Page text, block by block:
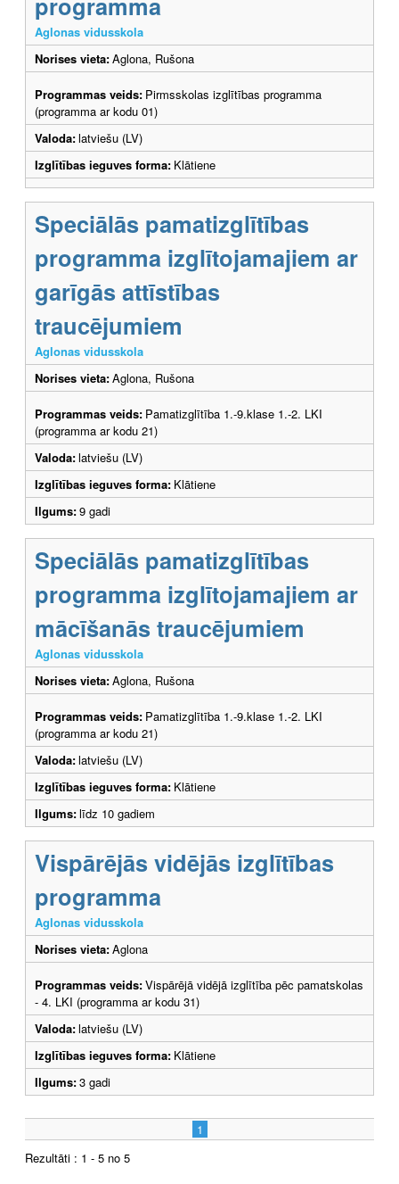
Aglonas vidusskola
Norises vieta:Aglona, Rušona
Programmas veids: Pirmsskolas izglītības programma
(programma ar kodu 01)
Valoda:latviešu (LV)
Izglītības ieguves forma: Klātiene
Speciālās pamatizglītības
programma izglītojamajiem ar
garīgās attīstības
traucējumiem
Aglonas vidusskola
Norises vieta:Aglona, Rušona
Programmas veids: Pamatizglītība 1.-9.klase 1.-2. LKI
(programma ar kodu 21)
Valoda:latviešu (LV)
Izglītības ieguves forma: Klātiene
Ilgums:9 gadi
Speciālās pamatizglītības
programma izglītojamajiem ar
mācīšanās traucējumiem
Aglonas vidusskola
Norises vieta:Aglona, Rušona
Programmas veids: Pamatizglītība 1.-9.klase 1.-2. LKI
(programma ar kodu 21)
Valoda:latviešu (LV)
Izglītības ieguves forma: Klātiene
Ilgums:līdz 10 gadiem
Vispārējās vidējās izglītības
programma
Aglonas vidusskola
Norises vieta:Aglona
Programmas veids:Vispārējā vidējā izglītība pēc pamatskolas
- 4. LKI (programma ar kodu 31)
Valoda:latviešu (LV)
Izglītības ieguves forma: Klātiene
Ilgums:3 gadi
1
Rezultāti : 1 - 5 no 5